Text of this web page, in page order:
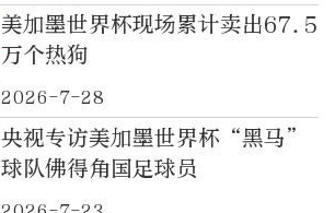
美加墨世界杯现场累计卖出67.5
万个热狗
2026-7-28
央视专访美加墨世界杯“黑马”
球队佛得角国足球员